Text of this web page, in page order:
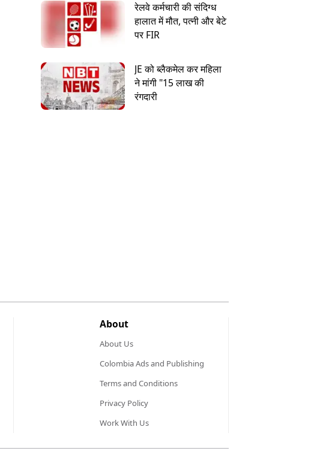
रेलवे कर्मचारी की संदिग्ध
हालात में मौत, पत्नी और बेटे
पर FIR
JE को ब्लैकमेल कर महिला
ने मांगी "15 लाख की
रंगदारी
About
About Us
Colombia Ads and Publishing
Terms and Conditions
Privacy Policy
Work With Us